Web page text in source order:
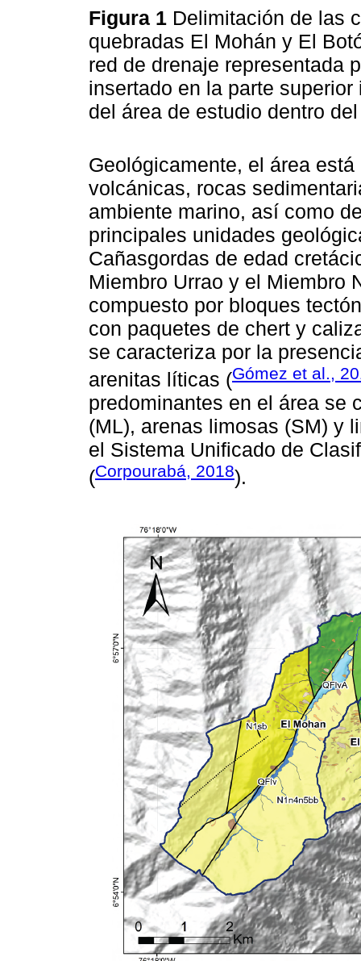
Figura 1 Delimitación de las
quebradas El Mohán y El
red de drenaje representada
insertado en la parte
del área de estudio dentro
Geológicamente, el área
volcánicas, rocas
ambiente marino, así como
principales unidades
Cañasgordas de edad
Miembro Urrao y el Miembro
compuesto por bloques
con paquetes de chert y
se caracteriza por la
arenitas líticas (Gómez et al.,
predominantes en el área se
(ML), arenas limosas (SM) y
el Sistema Unificado de
(Corpourabá, 2018).